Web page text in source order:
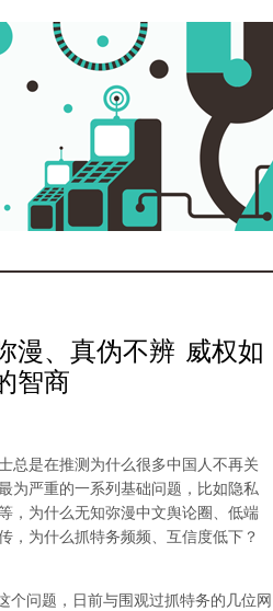
漫、真伪不辨 威权如
智商
总是在推测为什么很多中国人不再关
为严重的一系列基础问题，比如隐私
，为什么无知弥漫中文舆论圈、低端
，为什么抓特务频频、互信度低下？
个问题，日前与围观过抓特务的几位网